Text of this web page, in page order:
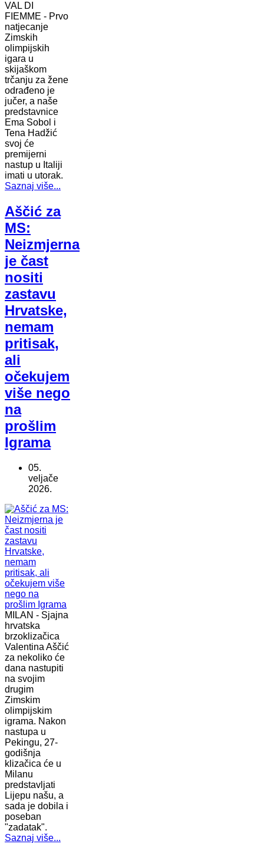
VAL DI
FIEMME - Prvo
natjecanje
Zimskih
olimpijskih
igara u
skijaškom
trčanju za žene
odrađeno je
jučer, a naše
predstavnice
Ema Sobol i
Tena Hadžić
svoj će
premijerni
nastup u Italiji
imati u utorak.
Saznaj više...
Aščić za
MS:
Neizmjerna
je čast
nositi
zastavu
Hrvatske,
nemam
pritisak,
ali
očekujem
više nego
na
prošlim
Igrama
05.
veljače
2026.
MILAN - Sjajna
hrvatska
brzoklizačica
Valentina Aščić
za nekoliko će
dana nastupiti
na svojim
drugim
Zimskim
olimpijskim
igrama. Nakon
nastupa u
Pekingu, 27-
godišnja
klizačica će u
Milanu
predstavljati
Lijepu našu, a
sada je dobila i
poseban
"zadatak".
Saznaj više...